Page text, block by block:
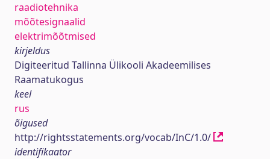
raadiotehnika
mõõtesignaalid
elektrimõõtmised
kirjeldus
Digiteeritud Tallinna Ülikooli Akadeemilises
Raamatukogus
keel
rus
õigused
http://rightsstatements.org/vocab/InC/1.0/
identifikaator